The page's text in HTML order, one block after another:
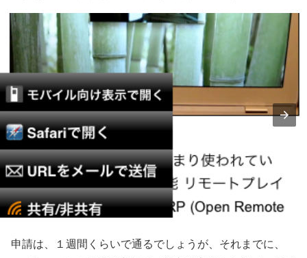
申請は、１週間くらいで通るでしょうが、それまでに、